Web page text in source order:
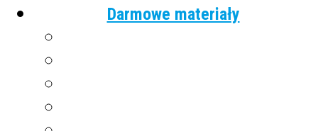
Darmowe materiały